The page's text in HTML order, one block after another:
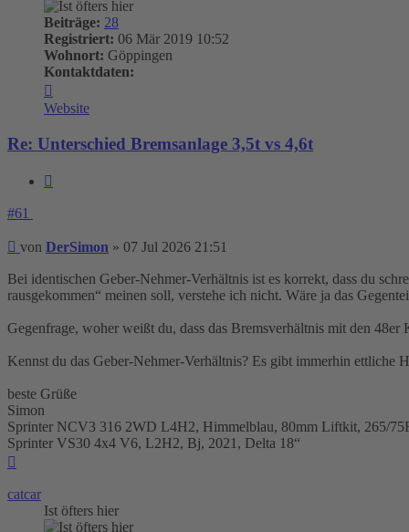
Beiträge: 28
Registriert: 06 Mär 2019 10:52
Wohnort: Göppingen
Kontaktdaten:
von
DerSimon
Website
Re: Unterschied Bremsanlage 3,5t vs 4,6t
#61
Beitrag
von DerSimon » 07 Jul 2026 21:51
Bei identischen Geber-Nehmer-Verhältnis ist es korrekt, dass du
rausgekommen“ meinen soll, verstehe ich nicht. Wäre ja das
Gegenfrage, woher weißt du, dass das Bremsverhältnis mit den 48er
Kennst du das Geber-Nehmer-Verhältnis? Es gibt immerhin ettliche
beste Grüße
Simon
Sprinter NCV3 316 2WD L4H2, Himmelblau, 80mm Liftkit, 265/
Sprinter VS30 4x4 V6, L2H2, Bj, 2021, Delta 18“
catcar
Ist öfters hier